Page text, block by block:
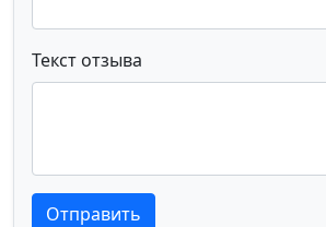
Текст отзыва
Текст отзыва
Текст отзыва
Отправить